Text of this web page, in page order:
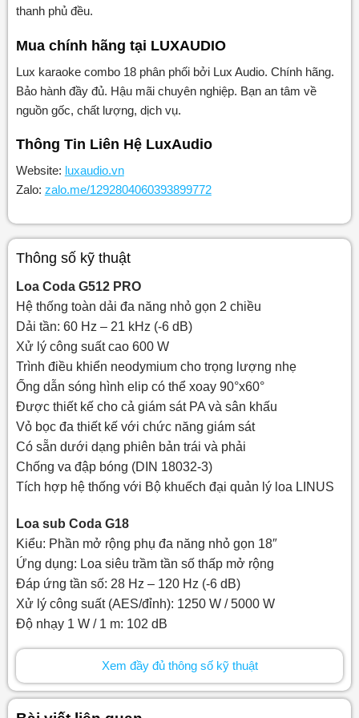
thanh phủ đều.
Mua chính hãng tại LUXAUDIO
Lux karaoke combo 18 phân phối bởi Lux Audio. Chính hãng.
Bảo hành đầy đủ. Hậu mãi chuyên nghiệp. Bạn an tâm về
nguồn gốc, chất lượng, dịch vụ.
Thông Tin Liên Hệ LuxAudio
Website: luxaudio.vn
Zalo: zalo.me/1292804060393899772
Thông số kỹ thuật
Loa Coda G512 PRO
Hệ thống toàn dải đa năng nhỏ gọn 2 chiều
Dải tần: 60 Hz – 21 kHz (-6 dB)
Xử lý công suất cao 600 W
Trình điều khiển neodymium cho trọng lượng nhẹ
Ống dẫn sóng hình elip có thể xoay 90°x60°
Được thiết kế cho cả giám sát PA và sân khấu
Vỏ bọc đa thiết kế với chức năng giám sát
Có sẵn dưới dạng phiên bản trái và phải
Chống va đập bóng (DIN 18032-3)
Tích hợp hệ thống với Bộ khuếch đại quản lý loa LINUS
Loa sub Coda G18
Kiểu: Phần mở rộng phụ đa năng nhỏ gọn 18″
Ứng dụng: Loa siêu trầm tần số thấp mở rộng
Đáp ứng tần số: 28 Hz – 120 Hz (-6 dB)
Xử lý công suất (AES/đỉnh): 1250 W / 5000 W
Độ nhạy 1 W / 1 m: 102 dB
Bộ khuếch đại, Tủ mỗi bộ khuếch đại:
LINUS12C Tối ưu / Tối đa: 8/12
Xem đầy đủ thông số kỹ thuật